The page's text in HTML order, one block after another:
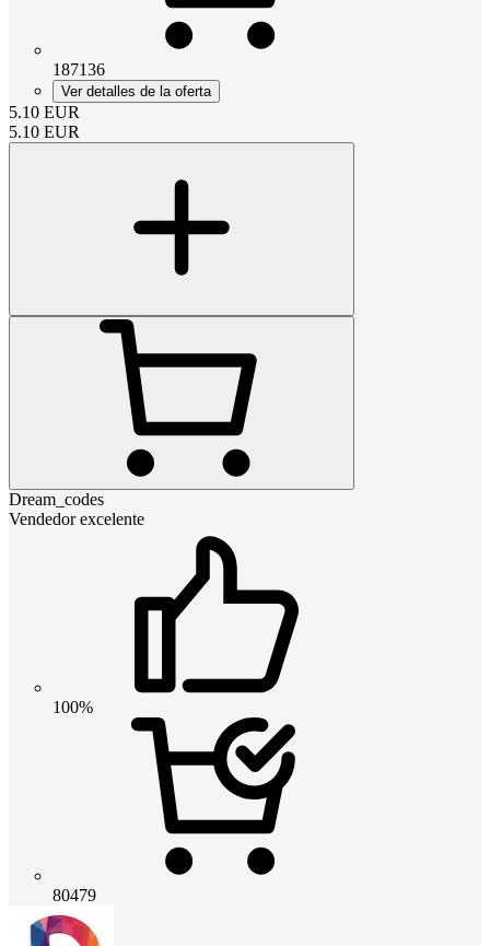
187136
Ver detalles de la oferta
5.10 EUR
5.10 EUR
Dream_codes
Vendedor excelente
100%
80479